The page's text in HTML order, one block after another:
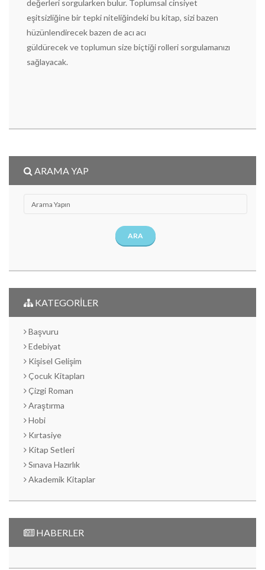
değerleri sorgularken bulur. Toplumsal cinsiyet
eşitsizliğine bir tepki niteliğindeki bu kitap, sizi bazen
hüzünlendirecek bazen de acı acı
güldürecek ve toplumun size biçtiği rolleri sorgulamanızı
sağlayacak.
ARAMA YAP
ARA
KATEGORİLER
Başvuru
Edebiyat
Kişisel Gelişim
Çocuk Kitapları
Çizgi Roman
Araştırma
Hobi
Kırtasiye
Kitap Setleri
Sınava Hazırlık
Akademik Kitaplar
HABERLER